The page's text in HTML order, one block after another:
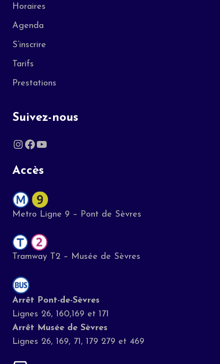
Horaires
Agenda
S’inscrire
Tarifs
Prestations
Suivez-nous
Accès
Metro Ligne 9 – Pont de Sèvres
Tramway T2 – Musée de Sèvres
Arrêt Pont-de-Sèvres
Lignes 26, 160,169 et 171
Arrêt Musée de Sèvres
Lignes 26, 169, 71, 179 279 et 469